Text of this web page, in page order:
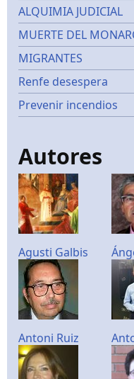
ALQUIMIA JUDICIAL
MUERTE DEL
MIGRANTES
Renfe desespera
Prevenir incendios
Autores
Agusti Galbis
Antoni Ruiz